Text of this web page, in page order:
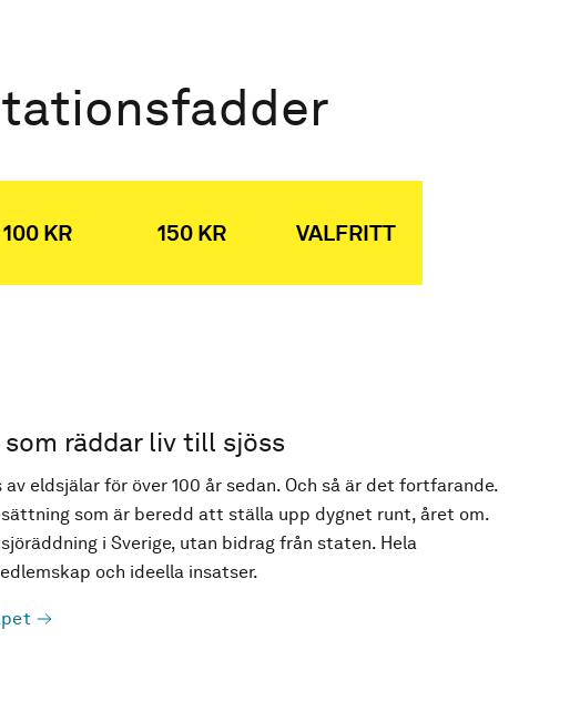
100 KR 150 KR VALFRITT
räddar liv till sjöss
eldsjälar för över 100 år sedan. Och så är det fortfarande.
som är beredd att ställa upp dygnet runt, året om.
i Sverige, utan bidrag från staten. Hela
och ideella insatser.